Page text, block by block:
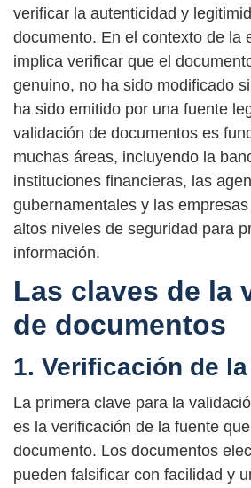
verificar la autenticidad y
documento. En el contexto de la
implica verificar que el
genuino, no ha sido modificado
ha sido emitido por una fuente
validación de documentos es
muchas áreas, incluyendo la
instituciones financieras, las
gubernamentales y las
altos niveles de seguridad para
información.
Las claves de la
de documentos
1. Verificación de
La primera clave para la
es la verificación de la fuente
documento. Los documentos
pueden falsificar con facilidad y